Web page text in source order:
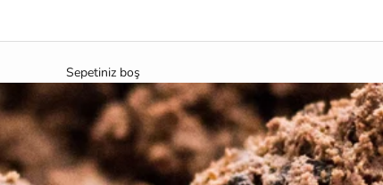
Sepetiniz boş